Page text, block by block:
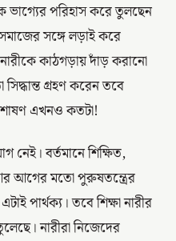
ভাগ্যের পরিহাস করে তুলছেন
সঙ্গে লড়াই করে
কাঠগড়ায় দাঁড় করানো
গ্রহণ করেন তবে
এখনও কতটা!
নেই। বর্তমানে শিক্ষিত,
আগের মতো পুরুষতন্ত্রের
পার্থক্য। তবে শিক্ষা নারীর
নারীরা নিজেদের